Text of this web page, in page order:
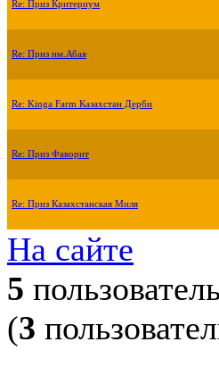
Re: Приз Критериум
Re: Приз им.Абая
Re: Kinga Farm Казахстан Дерби
Re: Приз Фаворит
Re: Приз Казахстанская Миля
На сайте
5
(3